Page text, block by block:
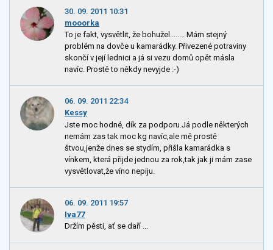
30. 09. 2011 10:31
mooorka
To je fakt, vysvětlit, že bohužel........ Mám stejný
problém na dovče u kamarádky. Přivezené potraviny
skončí v její lednici a já si vezu domů opět másla
navíc. Prostě to někdy nevyjde :-)
06. 09. 2011 22:34
Kessy
Jste moc hodné, dík za podporu.Já podle některých
nemám zas tak moc kg navíc,ale mě prostě
štvou,jenže dnes se stydím, přišla kamarádka s
vínkem, která přijde jednou za rok,tak jak ji mám zase
vysvětlovat,že víno nepiju.
06. 09. 2011 19:57
Iva77
Držím pěsti, ať se daří ...